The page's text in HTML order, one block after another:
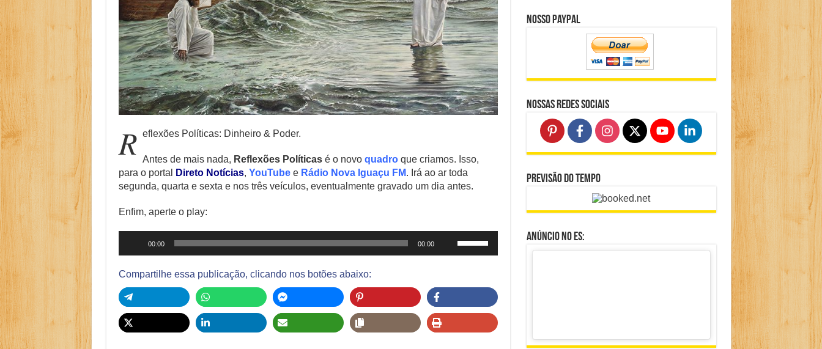
R eflexões Políticas: Dinheiro & Poder.
Antes de mais nada, Reflexões Políticas é o novo quadro que criamos. Isso,
para o portal Direto Notícias YouTubee Rádio Nova Iguaçu FM. Irá ao ar toda
segunda, quarta e sexta e nos três veículos, eventualmente gravado um dia antes.
Enfim, aperte o play:
Tocador
00:00 00:00
Use
as
cima
para
Compartilhe essa publicação, clicando nos botões abaixo:
Nosso Paypal
Nossas Redes Sociais
Previsão do Tempo
Anúncio no ES: